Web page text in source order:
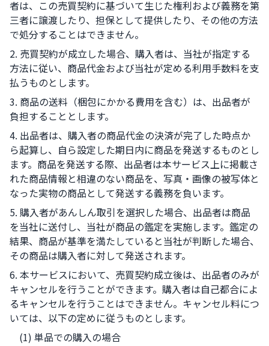
者は、この売買契約に基づいて生じた権利および義務を第
三者に譲渡したり、担保として提供したり、その他の方法
で処分することはできません。
2. 売買契約が成立した場合、購入者は、当社が指定する
方法に従い、商品代金および当社が定める利用手数料を支
払うものとします。
3. 商品の送料（梱包にかかる費用を含む）は、出品者が
負担することとします。
4. 出品者は、購入者の商品代金の決済が完了した時点か
ら起算し、自ら設定した期日内に商品を発送するものとし
ます。商品を発送する際、出品者は本サービス上に掲載さ
れた商品情報と相違のない商品を、写真・画像の被写体と
なった実物の商品として発送する義務を負います。
5. 購入者があんしん取引を選択した場合、出品者は商品
を当社に送付し、当社が商品の鑑定を実施します。鑑定の
結果、商品が基準を満たしていると当社が判断した場合、
その商品は購入者に対して発送されます。
6. 本サービスにおいて、売買契約成立後は、出品者のみが
キャンセルを行うことができます。購入者は自己都合によ
るキャンセルを行うことはできません。キャンセル料につ
いては、以下の定めに従うものとします。
(1) 単品での購入の場合